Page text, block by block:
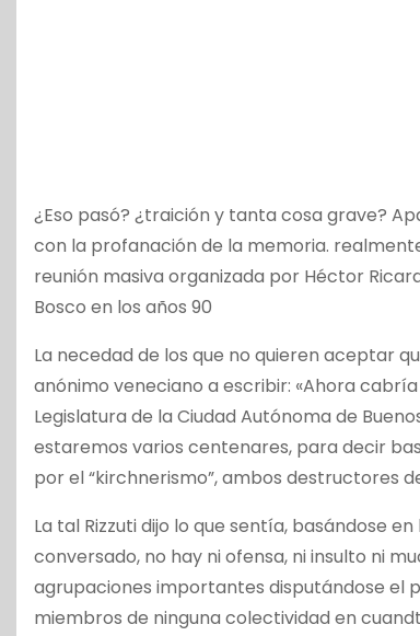
¿Eso pasó? ¿traición y tanta cosa grave?
con la profanación de la memoria.
reunión masiva organizada por Héctor
Bosco en los años 90
La necedad de los que no quieren aceptar
anónimo veneciano a escribir: «Ahora
Legislatura de la Ciudad Autónoma de
estaremos varios centenares, para decir
por el “kirchnerismo”, ambos destructores
La tal Rizzuti dijo lo que sentía, basándose
conversado, no hay ni ofensa, ni insulto ni
agrupaciones importantes disputándose el
miembros de ninguna colectividad en